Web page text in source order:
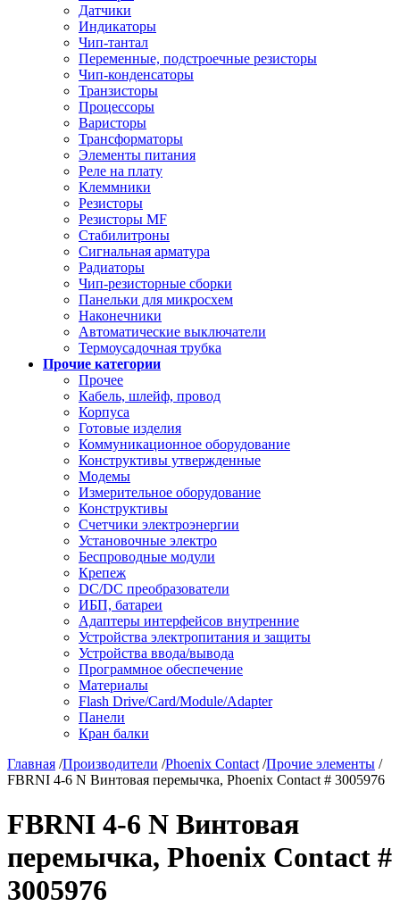
Датчики
Индикаторы
Чип-тантал
Переменные, подстроечные резисторы
Чип-конденсаторы
Транзисторы
Процессоры
Варисторы
Трансформаторы
Элементы питания
Реле на плату
Клеммники
Резисторы
Резисторы MF
Стабилитроны
Сигнальная арматура
Радиаторы
Чип-резисторные сборки
Панельки для микросхем
Наконечники
Автоматические выключатели
Термоусадочная трубка
Прочие категории
Прочее
Кабель, шлейф, провод
Корпуса
Готовые изделия
Коммуникационное оборудование
Конструктивы утвержденные
Модемы
Измерительное оборудование
Конструктивы
Счетчики электроэнергии
Установочные электро
Беспроводные модули
Крепеж
DC/DC преобразователи
ИБП, батареи
Адаптеры интерфейсов внутренние
Устройства электропитания и защиты
Устройства ввода/вывода
Программное обеспечение
Материалы
Flash Drive/Card/Module/Adapter
Панели
Кран балки
Главная /Производители /Phoenix Contact/Прочие элементы /
FBRNI 4-6 N Винтовая перемычка, Phoenix Contact # 3005976
FBRNI 4-6 N Винтовая
перемычка, Phoenix Contact #
3005976